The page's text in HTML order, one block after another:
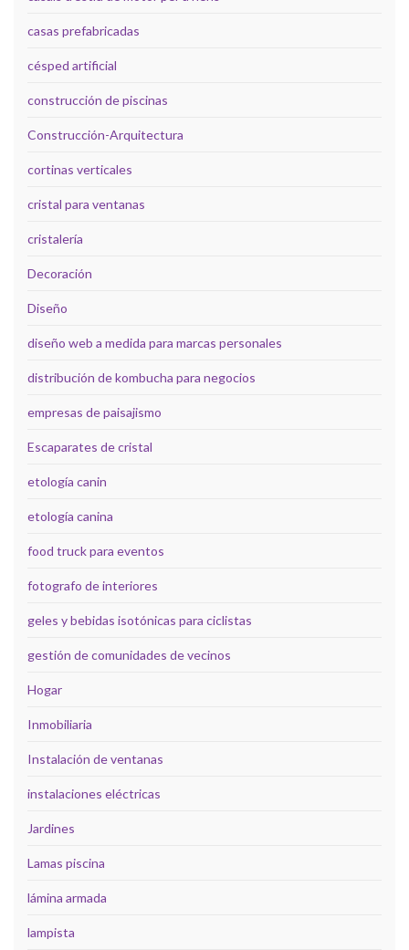
casas prefabricadas
césped artificial
construcción de piscinas
Construcción-Arquitectura
cortinas verticales
cristal para ventanas
cristalería
Decoración
Diseño
diseño web a medida para marcas personales
distribución de kombucha para negocios
empresas de paisajismo
Escaparates de cristal
etología canin
etología canina
food truck para eventos
fotografo de interiores
geles y bebidas isotónicas para ciclistas
gestión de comunidades de vecinos
Hogar
Inmobiliaria
Instalación de ventanas
instalaciones eléctricas
Jardines
Lamas piscina
lámina armada
lampista